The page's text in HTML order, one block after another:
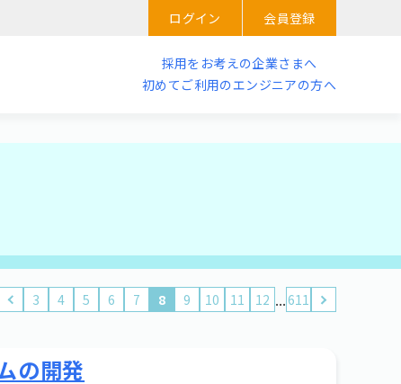
ログイン
会員登録
採用をお考えの企業さまへ
初めてご利用のエンジニアの方へ
3 4 5 6 7 8 9 10 11 12 ...611
の開発